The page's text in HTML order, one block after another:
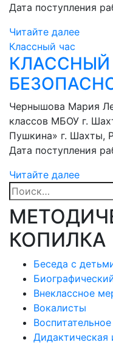
Дата поступления
Читайте далее
Классный час
КЛАССНЫЙ
Чернышова Мария
классов МБОУ г.
Пушкина» г. Шахты,
Дата поступления
Читайте далее
Найти:
КОПИЛКА
Беседа с
Внеклассное
Вокалисты
Дидактическая